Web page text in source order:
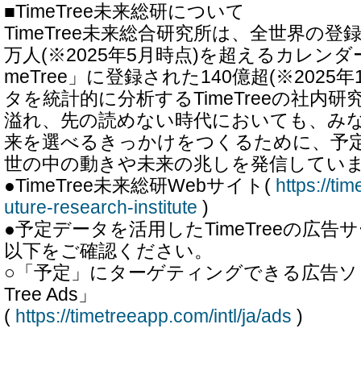
■TimeTree未来総研について
TimeTree未来総合研究所は、全世界の登
万人(※2025年5月時点)を超えるカレンダ
meTree」に登録された140億超(※2025年
タを統計的に分析するTimeTreeの社内研
溢れ、先の読めない時代においても、み
来を選べるきっかけをつくるために、予
世の中の動きや未来の兆しを発信してい
●TimeTree未来総研Webサイト( https://
uture-research-institute )
●予定データを活用したTimeTreeの広告
以下をご確認ください。
○「予定」にターゲティングできる広告
Tree Ads」
( https://timetreeapp.com/intl/ja/ads )